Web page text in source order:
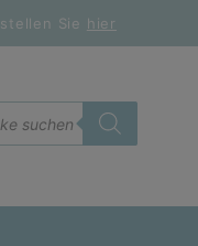
Sie hier